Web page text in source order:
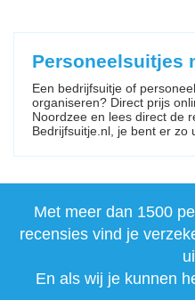
Personeelsuitjes
Een bedrijfsuitje of
organiseren? Direct prijs
Noordzee en lees direct de
Bedrijfsuitje.nl, je bent er zo
Met meer dan 1500
recensies vind je
En als wij je kunnen